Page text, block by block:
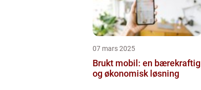
07 mars 2025
Brukt mobil: en bærekraftig
og økonomisk løsning